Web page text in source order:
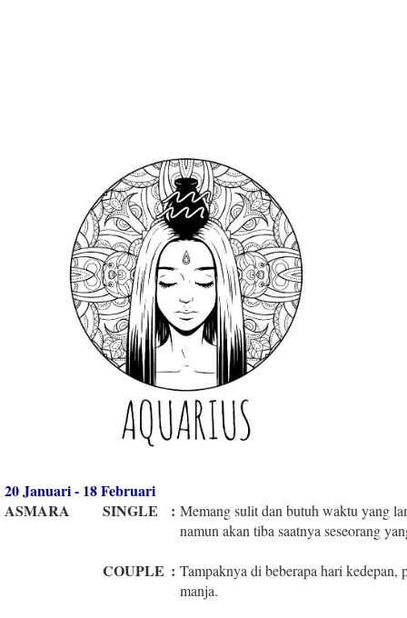
20 Januari - 18 Februari
ASMARA
SINGLE : Memang sulit dan butuh waktu yang
namun akan tiba saatnya seseorang
COUPLE : Tampaknya di beberapa hari kedepan,
manja.